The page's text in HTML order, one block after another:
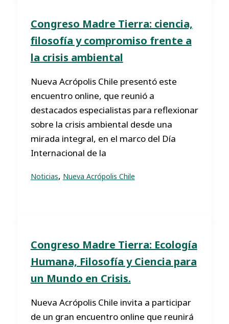
Congreso Madre Tierra: ciencia,
filosofía y compromiso frente a
la crisis ambiental
Nueva Acrópolis Chile presentó este
encuentro online, que reunió a
destacados especialistas para reflexionar
sobre la crisis ambiental desde una
mirada integral, en el marco del Día
Internacional de la
Noticias, Nueva Acrópolis Chile
Congreso Madre Tierra: Ecología
Humana, Filosofía y Ciencia para
un Mundo en Crisis.
Nueva Acrópolis Chile invita a participar
de un gran encuentro online que reunirá